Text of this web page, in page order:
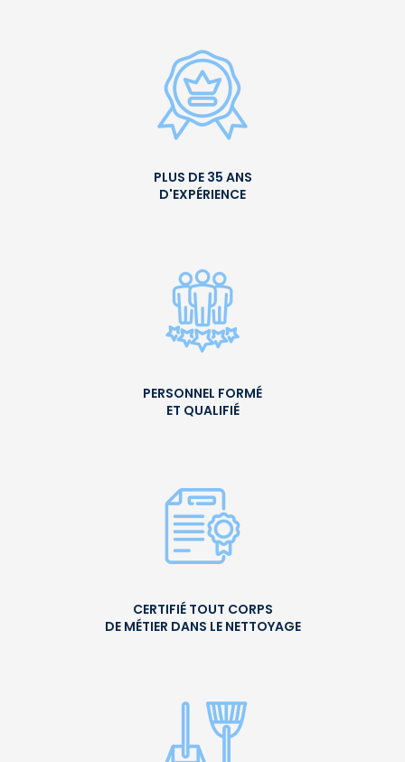
PLUS DE 35 ANS
D'EXPÉRIENCE
PERSONNEL FORMÉ
ET QUALIFIÉ
CERTIFIÉ TOUT CORPS
DE MÉTIER DANS LE NETTOYAGE